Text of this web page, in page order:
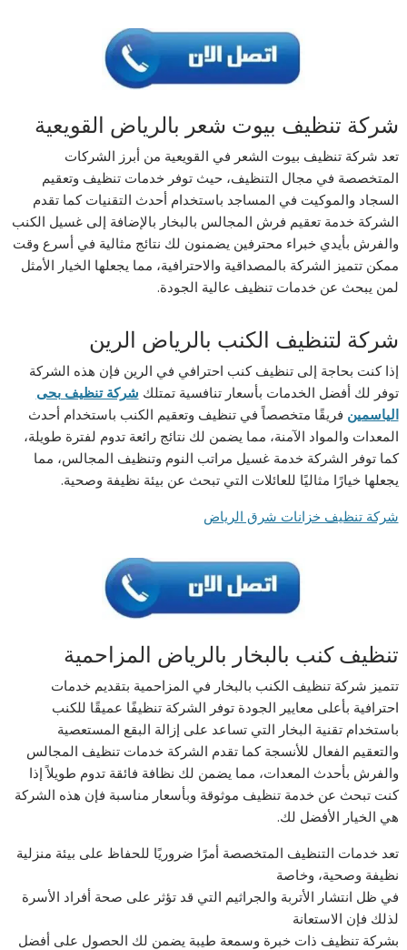
شركة تنظيف بيوت شعر بالرياض القويعية
تعد شركة تنظيف بيوت الشعر في القويعية من أبرز الشركات
المتخصصة في مجال التنظيف، حيث توفر خدمات تنظيف وتعقيم
السجاد والموكيت في المساجد باستخدام أحدث التقنيات كما تقدم
الشركة خدمة تعقيم فرش المجالس بالبخار بالإضافة إلى غسيل الكنب
والفرش بأيدي خبراء محترفين يضمنون لك نتائج مثالية في أسرع وقت
ممكن تتميز الشركة بالمصداقية والاحترافية، مما يجعلها الخيار الأمثل
لمن يبحث عن خدمات تنظيف عالية الجودة.
شركة لتنظيف الكنب بالرياض الرين
إذا كنت بحاجة إلى تنظيف كنب احترافي في الرين فإن هذه الشركة
توفر لك أفضل الخدمات بأسعار تنافسية تمتلك شركة تنظيف بحى
الياسمين فريقًا متخصصاً في تنظيف وتعقيم الكنب باستخدام أحدث
المعدات والمواد الآمنة، مما يضمن لك نتائج رائعة تدوم لفترة طويلة،
كما توفر الشركة خدمة غسيل مراتب النوم وتنظيف المجالس، مما
يجعلها خيارًا مثاليًا للعائلات التي تبحث عن بيئة نظيفة وصحية.
شركة تنظيف خزانات شرق الرياض
تنظيف كنب بالبخار بالرياض المزاحمية
تتميز شركة تنظيف الكنب بالبخار في المزاحمية بتقديم خدمات
احترافية بأعلى معايير الجودة توفر الشركة تنظيفًا عميقًا للكنب
باستخدام تقنية البخار التي تساعد على إزالة البقع المستعصية
والتعقيم الفعال للأنسجة كما تقدم الشركة خدمات تنظيف المجالس
والفرش بأحدث المعدات، مما يضمن لك نظافة فائقة تدوم طويلاً إذا
كنت تبحث عن خدمة تنظيف موثوقة وبأسعار مناسبة فإن هذه الشركة
هي الخيار الأفضل لك.
تعد خدمات التنظيف المتخصصة أمرًا ضروريًا للحفاظ على بيئة منزلية
نظيفة وصحية، وخاصة
في ظل انتشار الأتربة والجراثيم التي قد تؤثر على صحة أفراد الأسرة
لذلك فإن الاستعانة
بشركة تنظيف ذات خبرة وسمعة طيبة يضمن لك الحصول على أفضل